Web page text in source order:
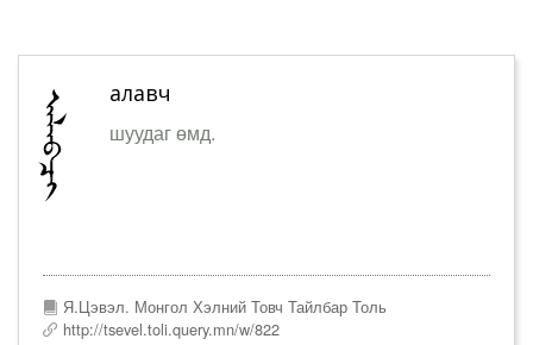
алавч
шуудаг өмд.
Я.Цэвэл. Монгол Хэлний Товч Тайлбар Толь
http://tsevel.toli.query.mn/w/822